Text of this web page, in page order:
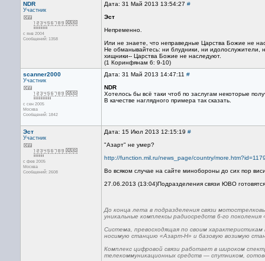
NDR
Участник
с янв 2004
Сообщений: 1358
Дата: 31 Май 2013 13:54:27 #
Эст
Непременно.
Или не знаете, что неправедные Царства Божие не
Не обманывайтесь: ни блудники, ни
хищники-- Царства Божие не наследуют.
(1 Коринфянам 6: 9-10)
scanner2000
Участник
с сен 2005
Москва
Сообщений: 1842
Дата: 31 Май 2013 14:47:11 #
NDR
Хотелось бы всё таки чтоб по заслугам некоторые
В качестве наглядного примера так сказать.
Эст
Участник
с фев 2005
Москва
Сообщений: 2608
Дата: 15 Июл 2013 12:15:19 #
"Азарт" не умер?
http://function.mil.ru/news_page/country/
Во всяком случае на сайте минобороны до сих пор
27.06.2013 (13:04)Подразделения связи ЮВО
До конца лета в подразделения связи
уникальные комплексы радиосредств 6-го поколения
Система, превосходящая по своим
носимую станцию «Азарт-Н» и базовую возимую
Комплекс цифровой связи работает в широком
телекоммуникационных средств — спутником,